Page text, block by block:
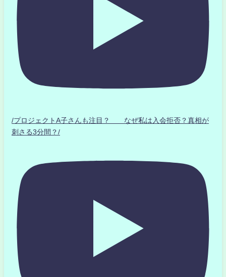
/プロジェクトA子さんも注目？ なぜ私は入会拒否？真相が
刺さる3分間？/